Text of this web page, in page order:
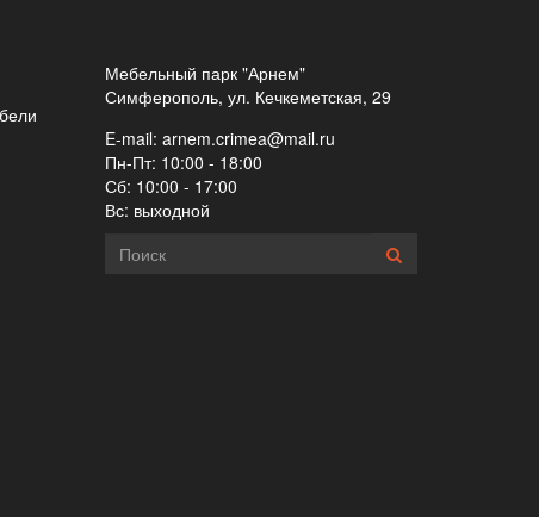
Мебельный парк "Арнем"
Симферополь, ул. Кечкеметская, 29
E-mail: arnem.crimea@mail.ru
Пн-Пт: 10:00 - 18:00
Сб: 10:00 - 17:00
Вс: выходной